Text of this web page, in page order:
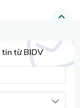
từ BIDV